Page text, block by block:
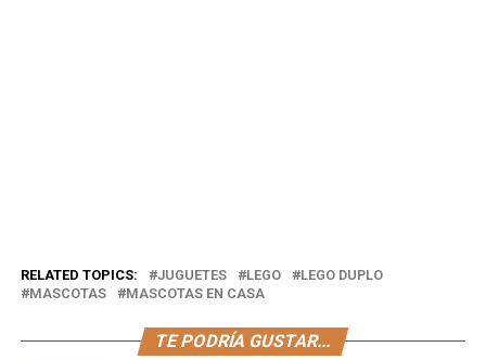
RELATED TOPICS: JUGUETES LEGO
LEGO DUPLO
MASCOTAS
MASCOTAS EN CASA
TE PODRÍA GUSTAR...